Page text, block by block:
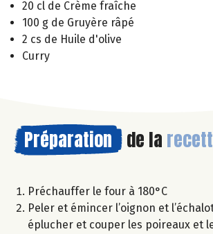
20 cl de Crème fraîche
100 g de Gruyère râpé
2 cs de Huile d'olive
Curry
Préparation de la
Préchauffer le four à 180°C
Peler et émincer l’oignon et
éplucher et couper les poireaux et